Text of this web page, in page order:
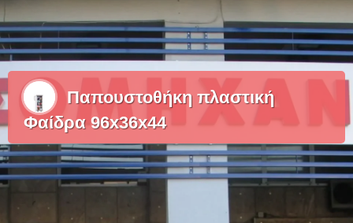
Παπουστοθήκη πλαστική
Φαίδρα 96x36x44